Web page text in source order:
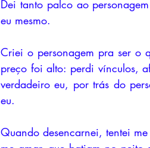
Dei tanto palco ao
eu mesmo.
Criei o personagem pra ser o
preço foi alto: perdi vínculos,
verdadeiro eu, por trás do
eu.
Quando desencarnei, tentei